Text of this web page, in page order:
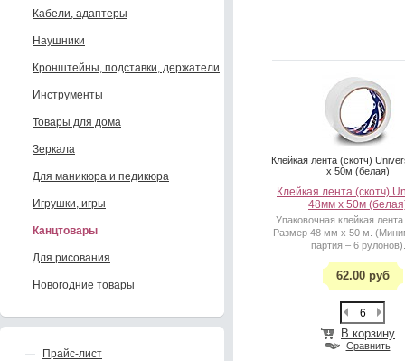
Кабели, адаптеры
Наушники
Кронштейны, подставки, держатели
Инструменты
Товары для дома
Зеркала
Для маникюра и педикюра
Игрушки, игры
Канцтовары
Для рисования
Новогодние товары
Прайс-лист
Клейкая лента (скотч)
x 50м (белая)
Клейкая лента (скотч)
48мм x 50м
Упаковочная клейкая лента
Размер 48 мм х 50 м.
партия – 6 рулонов).
62.00 руб
В корзину
Сравнить